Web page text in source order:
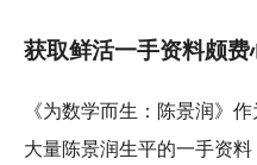
获取鲜活一手资料颇费
《为数学而生：陈景润》
大量陈景润生平的一手资